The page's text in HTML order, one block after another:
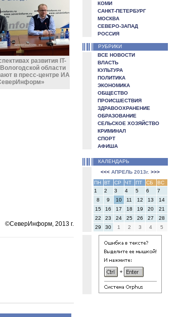
развития IT-
области
в пресс-центре ИА
©СеверИнформ, 2013 г.
КОМИ
САНКТ-ПЕТЕРБУРГ
МОСКВА
СЕВЕРО-ЗАПАД
РОССИЯ
РУБРИКИ
ВСЕ НОВОСТИ
ВЛАСТЬ
КУЛЬТУРА
ПОЛИТИКА
ЭКОНОМИКА
ОБЩЕСТВО
ПРОИСШЕСТВИЯ
ЗДРАВООХРАНЕНИЕ
ОБРАЗОВАНИЕ
СЕЛЬСКОЕ ХОЗЯЙСТВО
КРИМИНАЛ
СПОРТ
АФИША
КАЛЕНДАРЬ
<<< АПРЕЛЬ 2013г. >>>
ПН
ВТ СР ЧТ ПТ СБ
ВС
1
2 3 4 5 6
7
8
9 10 11 12 13
14
15
16 17 18 19 20
21
22
23 24 25 26 27
28
29
30 1 2 3 4 5